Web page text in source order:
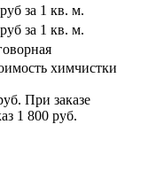
за 1 кв. м.
за 1 кв. м.
химчистки
При заказе
1 800 руб.